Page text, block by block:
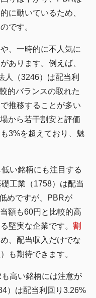
に動いているため、
です。
、一時的に不人気に
あります。例えば、
人（3246）は配当利
的バランスの取れた
推移することが多い
から若干割安と評価
3%を超えており、魅
い銘柄にも注目する
工業（1758）は配当
めですが、PBRが
額も60円と比較的高
堅実な企業です。 割
、配当収入だけでな
も期待できます。
高い銘柄には注意が
）は配当利回り3.26%